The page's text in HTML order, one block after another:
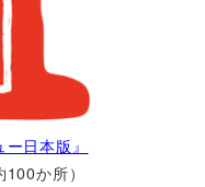
日本版』
100か所）